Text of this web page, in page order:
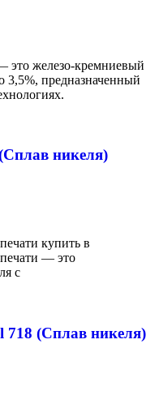
это железо-кремниевый
3,5%, предназначенный
никеля)
купить в
— это
с
(Сплав никеля)